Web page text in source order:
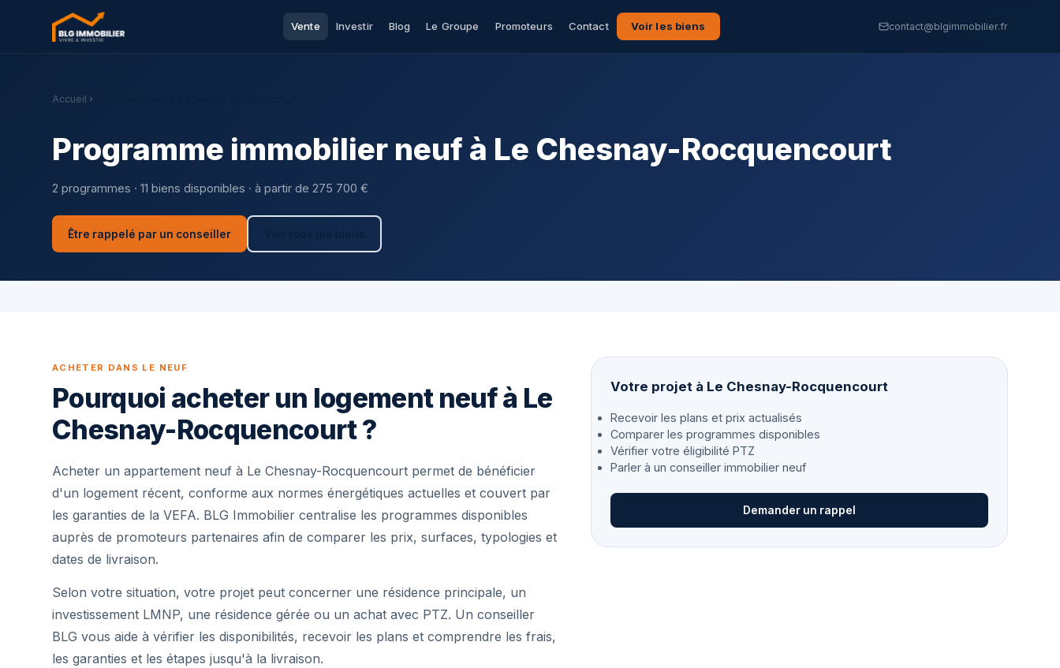
Vente Investir Blog Le Groupe Promoteurs Contact Voir les biens contact@blgimmobilier.fr
Accueil
Programme immobilier neuf à Le Chesnay-Rocquencourt
2 programmes · 11 biens disponibles · à partir de 275 700 €
Être rappelé par un conseiller
ACHETER DANS LE NEUF
Pourquoi acheter un logement neuf à Le
Chesnay-Rocquencourt ?
Acheter un appartement neuf à Le Chesnay-Rocquencourt permet de bénéficier
d'un logement récent, conforme aux normes énergétiques actuelles et couvert par
les garanties de la VEFA. BLG Immobilier centralise les programmes disponibles
auprès de promoteurs partenaires afin de comparer les prix, surfaces, typologies et
dates de livraison.
Selon votre situation, votre projet peut concerner une résidence principale, un
investissement LMNP, une résidence gérée ou un achat avec PTZ. Un conseiller
BLG vous aide à vérifier les disponibilités, recevoir les plans et comprendre les frais,
les garanties et les étapes jusqu'à la livraison.
Votre projet à Le Chesnay-Rocquencourt
Recevoir les plans et prix actualisés
Comparer les programmes disponibles
Vérifier votre éligibilité PTZ
Parler à un conseiller immobilier neuf
Demander un rappel